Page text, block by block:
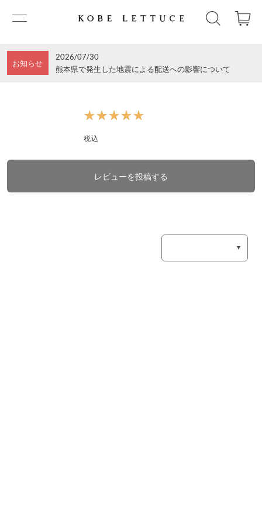
お知らせ
2026/07/30
熊本県で発生した地震による配送への影響について
★★★★★
★★★★★
税込
レビューを投稿する